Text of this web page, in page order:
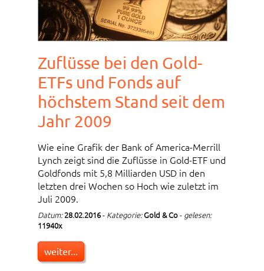
Zuflüsse bei den Gold-
ETFs und Fonds auf
höchstem Stand seit dem
Jahr 2009
Wie eine Grafik der Bank of America-Merrill
Lynch zeigt sind die Zuflüsse in Gold-ETF und
Goldfonds mit 5,8 Milliarden USD in den
letzten drei Wochen so Hoch wie zuletzt im
Juli 2009.
Datum: 28.02.2016- Kategorie:Gold & Co- gelesen:
11940x
weiter...